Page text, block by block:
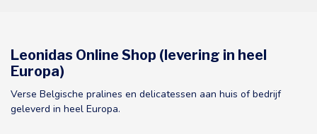
Leonidas Online Shop (levering in heel
Europa)
Verse Belgische pralines en delicatessen aan huis of bedrijf
geleverd in heel Europa.